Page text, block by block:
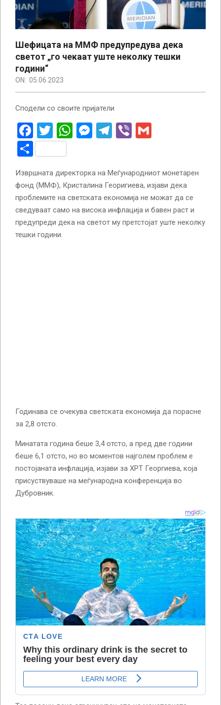
Шефицата на ММФ предупредува дека
светот „го чекаат уште неколку тешки
години“
ON: 05.06.2023
Сподели со своите пријатели
Facebook
Twitter
WhatsApp
Messenger
Telegram
Viber
Share
Извршната директорка на Меѓународниот монетарен
фонд (ММФ), Кристалина Георигиева, изјави дека
проблемите на светската економија не можат да се
сведуваат само на висока инфлација и бавен раст и
предупреди дека на светот му претстојат уште неколку
тешки години.
Годинава се очекува светската економија да порасне
за 2,8 отсто.
Минатата година беше 3,4 отсто, а пред две години
беше 6,1 отсто, но во моментов најголем проблем е
постојаната инфлација, изјави за ХРТ Георгиева, која
присуствуваше на меѓународна конференција во
Дубровник.